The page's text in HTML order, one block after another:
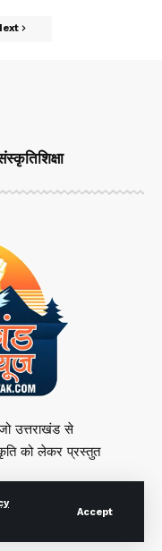
Accept
शिक्षा
उत्तराखंड से
को लेकर प्रस्तुत